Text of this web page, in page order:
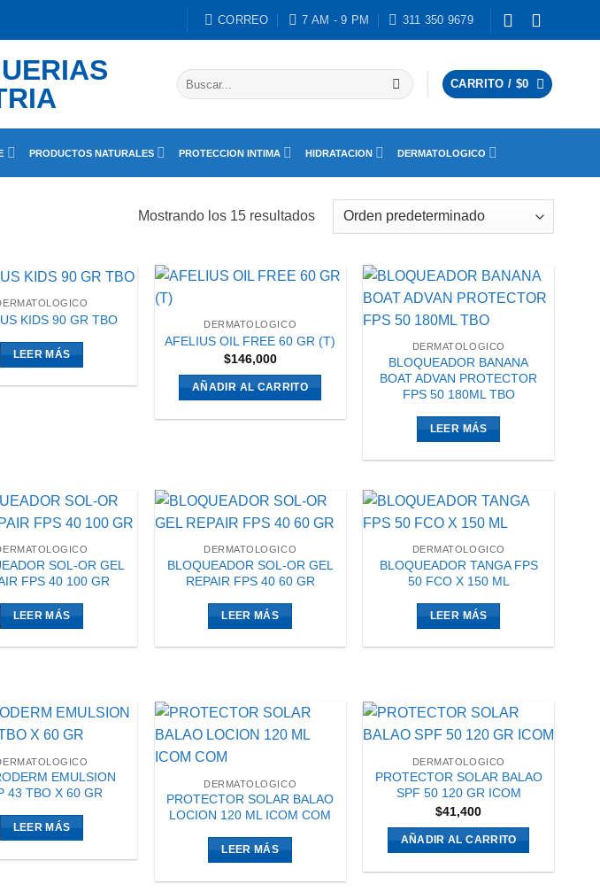
CORREO 7 AM - 9 PM 311 350 9679
Buscar
por:
CARRITO / $0
PRODUCTOS NATURALES PROTECCION INTIMA HIDRATACION DERMATOLOGICO
Mostrando los 15 resultados
KIDS 90 GR TBO
LEER MÁS
DERMATOLOGICO
AFELIUS OIL FREE 60 GR (T)
$146,000
AÑADIR AL CARRITO
DERMATOLOGICO
BLOQUEADOR BANANA
BOAT ADVAN PROTECTOR
FPS 50 180ML TBO
LEER MÁS
SOL-OR GEL
FPS 40 100 GR
LEER MÁS
DERMATOLOGICO
BLOQUEADOR SOL-OR GEL
REPAIR FPS 40 60 GR
LEER MÁS
DERMATOLOGICO
BLOQUEADOR TANGA FPS
50 FCO X 150 ML
LEER MÁS
EMULSION
43 TBO X 60 GR
LEER MÁS
DERMATOLOGICO
PROTECTOR SOLAR BALAO
LOCION 120 ML ICOM COM
LEER MÁS
DERMATOLOGICO
PROTECTOR SOLAR BALAO
SPF 50 120 GR ICOM
$41,400
AÑADIR AL CARRITO